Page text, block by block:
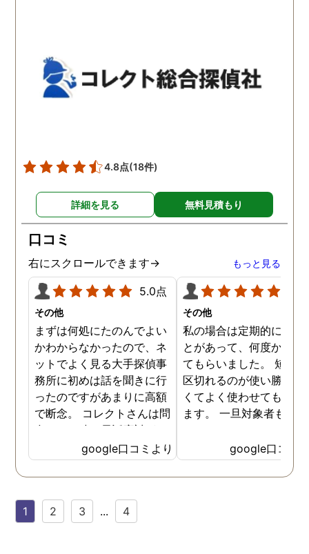
た私のケアをしっかりして
くださったおかげで、今は
元気に過ごせています。
して良かったと思ってい
4.8点(18件)
詳細を見る 無料見積もり
口コミ
右にスクロールできます→ もっと見る
5.0点
その他
まずは何処にたのんでよい
かわからなかったので、ネ
ットでよく見る大手探偵事
務所に初めは話を聞きに行
ったのですがあまりに高額
で断念。 コレクトさんは問
合せした時の電話応対がと
ても誠実な感じが伝わって
きたので3社目で伺いまし
た。 各社特徴はありました
得できたので試しにたのん
google口コミより
その他
私の場合は定期的に頼む
とがあって、何度か調査
てもらいました。 短時
区切れるのが使い勝手が
くてよく使わせてもらっ
ます。 一旦対象者も落
様子を見たいと思います
様子を見て動きそうなら
の時はまた尾行をお願い
google口コミ
1 2 3 ... 4